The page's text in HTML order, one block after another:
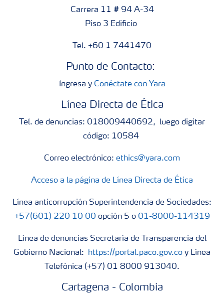
Carrera 11 # 94 A-34
Piso 3 Edificio
Tel. +60 1 7441470
Punto de Contacto:
Ingresa y Conéctate con Yara
Línea Directa de Ética
Tel. de denuncias: 018009440692, luego digitar
código: 10584
Correo electrónico: ethics@yara.com
Acceso a la página de Línea Directa de Ética
Línea anticorrupción Superintendencia de Sociedades:
+57(601) 220 10 00 opción 5 o 01-8000-114319
Línea de denuncias Secretaría de Transparencia del
Gobierno Nacional:
https://portal.paco.gov.co y Línea
Telefónica (+57) 01 8000 913040.
Cartagena - Colombia